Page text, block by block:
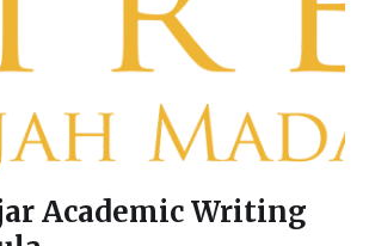
Academic Writing